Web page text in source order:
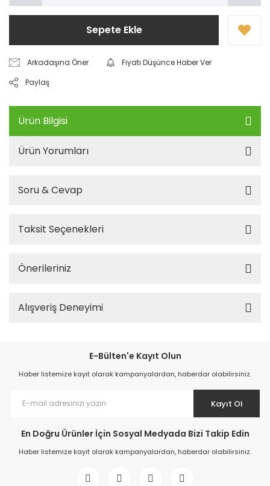
Sepete Ekle
Arkadaşına Öner
Fiyatı Düşünce Haber Ver
Paylaş
Ürün Bilgisi
Ürün Yorumları
Soru & Cevap
Taksit Seçenekleri
Önerileriniz
Alışveriş Deneyimi
E-Bülten'e Kayıt Olun
Haber listemize kayıt olarak kampanyalardan, haberdar olabilirsiniz.
Kayıt Ol
En Doğru Ürünler İçin Sosyal Medyada Bizi Takip Edin
Haber listemize kayıt olarak kampanyalardan, haberdar olabilirsiniz.